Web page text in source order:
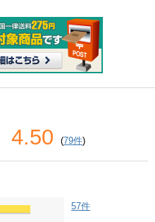
4.50 (79件)
57件